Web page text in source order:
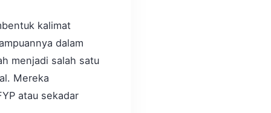
kalimat
dalam
menjadi salah satu
Mereka
atau sekadar